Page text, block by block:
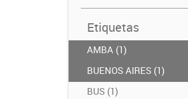
Etiquetas
AMBA (1)
BUENOS AIRES (1)
BUS (1)